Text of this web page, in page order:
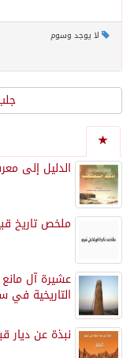
لا يوجد وسوم
الدليل إلى
ملخص تاريخ
عشيرة آل مانع
التاريخية في
نبذة عن ديار